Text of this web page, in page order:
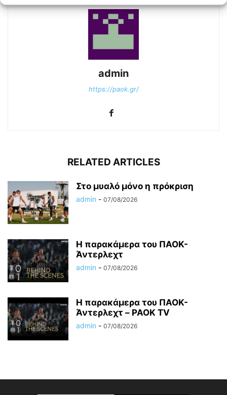
admin
https://paok.gr/
RELATED ARTICLES
Στο μυαλό μόνο η πρόκριση
admin - 07/08/2026
Η παρακάμερα του ΠΑΟΚ-
Άντερλεχτ
admin - 07/08/2026
Η παρακάμερα του ΠΑΟK-
Άντερλεχτ – PAOK TV
admin - 07/08/2026